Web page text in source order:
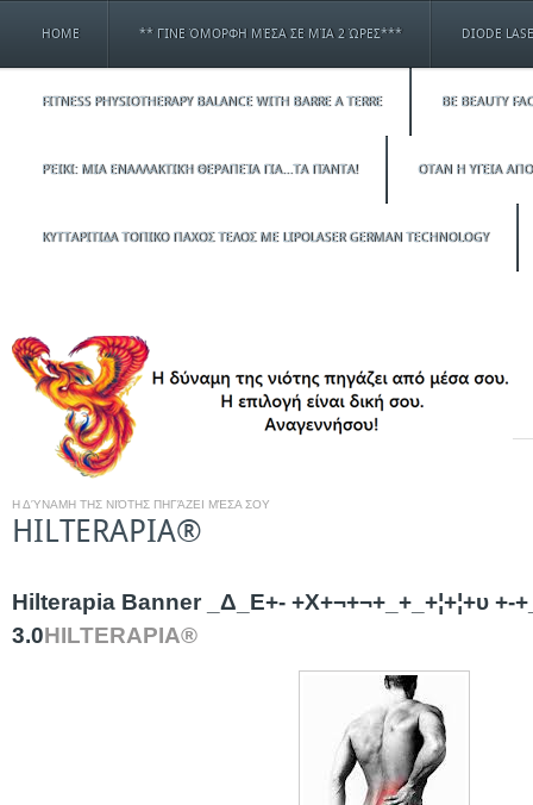
HOME ** ΓΊΝΕ ΌΜΟΡΦΗ ΜΈΣΑ ΣΕ ΜΊΑ 2 ΏΡΕΣ*** DIODE
FITNESS PHYSIOTHERAPY BALANCE WITH BARRE A TERRE BE BEAUTY
ΡΈΙΚΙ: ΜΙΑ ΕΝΑΛΛΑΚΤΙΚΉ ΘΕΡΑΠΕΊΑ ΓΙΑ…ΤΑ ΠΆΝΤΑ! ΟΤΑΝ Η ΥΓΕΙΑ
ΚΥΤΤΑΡΙΤΙΔΑ ΤΟΠΙΚΟ ΠΑΧΟΣ ΤΕΛΟΣ ΜΕ LIPOLASER GERMAN TECHNOLOGY
Η ΔΎΝΑΜΗ ΤΗΣ ΝΙΌΤΗΣ ΠΗΓΆΖΕΙ ΜΈΣΑ ΣΟΥ
HILTERAPIA®
Hilterapia Banner _Δ_Ε+- +Χ+¬+¬+_+_+¦+¦+υ +-
3.0HILTERAPIA®